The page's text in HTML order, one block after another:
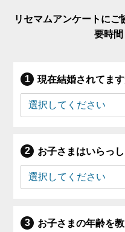
リセマムアンケートに
要時間
現在結婚されてます
お子さまはいらっし
お子さまの年齢を